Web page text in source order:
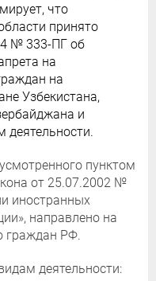
что
принято
№ 333-ПГ об
на
на
Узбекистана,
и
деятельности.
пунктом
от 25.07.2002 №
иностранных
направлено на
граждан РФ.
деятельности: